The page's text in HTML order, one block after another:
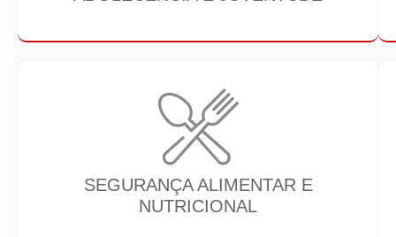
SEGURANÇA ALIMENTAR E
NUTRICIONAL